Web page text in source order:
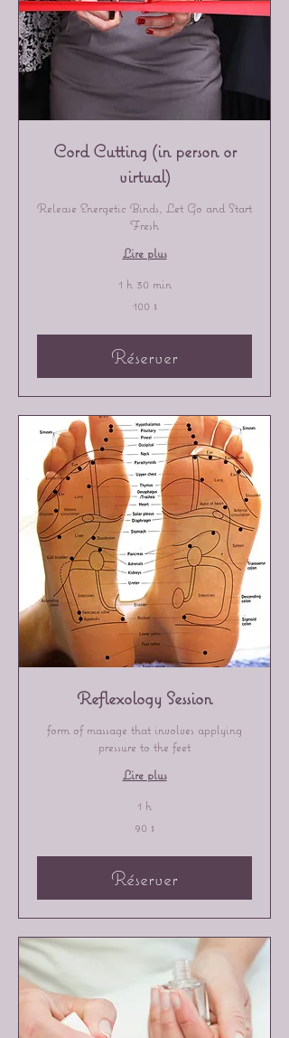
Cord Cutting (in person or
virtual)
Release Energetic Binds, Let Go and Start
Fresh
Lire plus
1 h 30 min
100 $
Réserver
Reflexology Session
form of massage that involves applying
pressure to the feet
Lire plus
1 h
90 $
Réserver